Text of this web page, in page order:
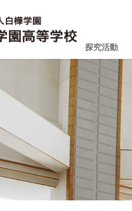
探究活動